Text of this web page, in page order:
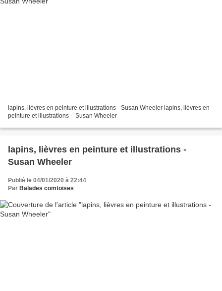
lapins, lièvres en peinture et illustrations - Susan Wheeler lapins, lièvres en
peinture et illustrations - Susan Wheeler
lapins, lièvres en peinture et illustrations -
Susan Wheeler
Publié le 04/01/2020 à 22:44
Par Balades comtoises